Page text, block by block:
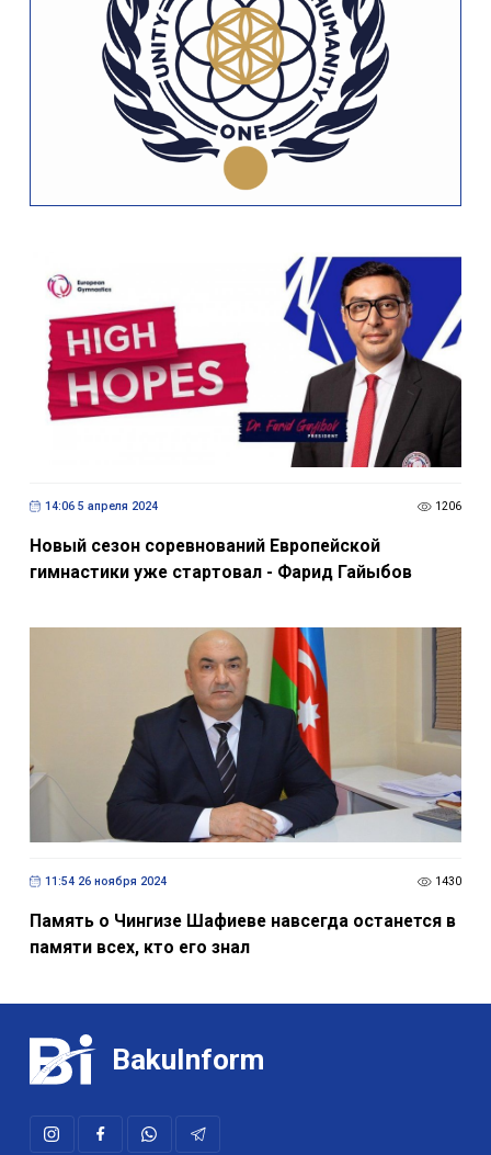
14:06 5 апреля 2024 1206
Новый сезон соревнований Европейской
гимнастики уже стартовал - Фарид Гайыбов
11:54 26 ноября 2024 1430
Память о Чингизе Шафиеве навсегда останется в
памяти всех, кто его знал
BakuInform